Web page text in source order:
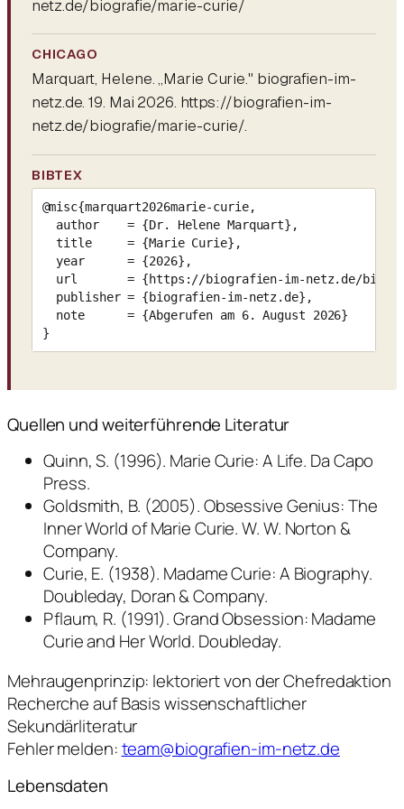
netz.de/biografie/marie-curie/
CHICAGO
Marquart, Helene. „Marie Curie." biografien-im-
netz.de. 19. Mai 2026. https://biografien-im-
netz.de/biografie/marie-curie/.
BIBTEX
@misc{marquart2026marie-curie,
  author    = {Dr. Helene Marquart},
  title     = {Marie Curie},
  year      = {2026},
url       = {https://biografien-im-netz.de/
  publisher = {biografien-im-netz.de},
  note      = {Abgerufen am 6. August 2026}
}
Quellen und weiterführende Literatur
Quinn, S. (1996). Marie Curie: A Life. Da Capo
Press.
Goldsmith, B. (2005). Obsessive Genius: The
Inner World of Marie Curie. W. W. Norton &
Company.
Curie, E. (1938). Madame Curie: A Biography.
Doubleday, Doran & Company.
Pflaum, R. (1991). Grand Obsession: Madame
Curie and Her World. Doubleday.
Mehraugenprinzip: lektoriert von der Chefredaktion
Recherche auf Basis wissenschaftlicher
Sekundärliteratur
Fehler melden:team@biografien-im-netz.de
Lebensdaten